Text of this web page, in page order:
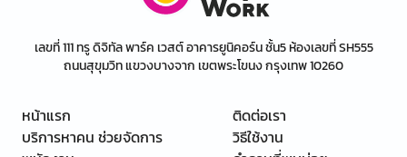
เลขที่ 111 ทรู ดิจิทัล พาร์ค เวสต์ อาคารยูนิคอร์น ชั้น5 ห้องเลขที่ SH555
ถนนสุขุมวิท แขวงบางจาก เขตพระโขนง กรุงเทพ 10260
หน้าแรก
บริการหาคน ช่วยจัดการ
ติดต่อเรา
วิธีใช้งาน